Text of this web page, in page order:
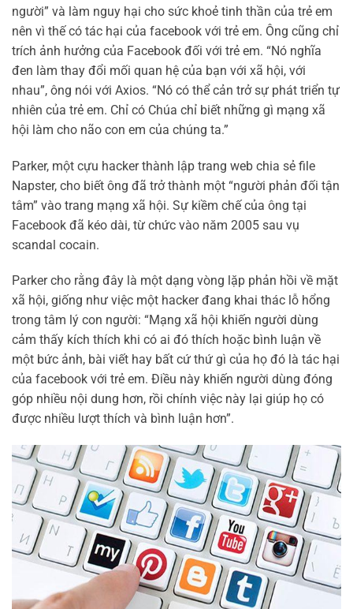
người” và làm nguy hại cho sức khoẻ tinh thần của trẻ em
nên vì thế có tác hại của facebook với trẻ em. Ông cũng chỉ
trích ảnh hưởng của Facebook đối với trẻ em. “Nó nghĩa
đen làm thay đổi mối quan hệ của bạn với xã hội, với
nhau”, ông nói với Axios. “Nó có thể cản trở sự phát triển tự
nhiên của trẻ em. Chỉ có Chúa chỉ biết những gì mạng xã
hội làm cho não con em của chúng ta.”
Parker, một cựu hacker thành lập trang web chia sẻ file
Napster, cho biết ông đã trở thành một “người phản đối tận
tâm” vào trang mạng xã hội. Sự kiềm chế của ông tại
Facebook đã kéo dài, từ chức vào năm 2005 sau vụ
scandal cocain.
Parker cho rằng đây là một dạng vòng lặp phản hồi về mặt
xã hội, giống như việc một hacker đang khai thác lỗ hổng
trong tâm lý con người: “Mạng xã hội khiến người dùng
cảm thấy kích thích khi có ai đó thích hoặc bình luận về
một bức ảnh, bài viết hay bất cứ thứ gì của họ đó là tác hại
của facebook với trẻ em. Điều này khiến người dùng đóng
góp nhiều nội dung hơn, rồi chính việc này lại giúp họ có
được nhiều lượt thích và bình luận hơn”.